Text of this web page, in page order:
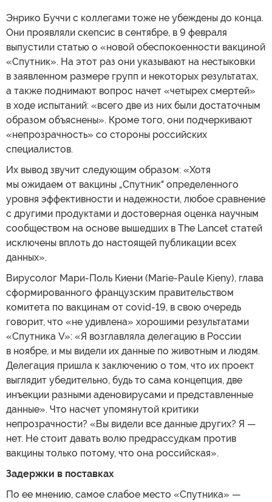
Энрико Буччи с коллегами тоже не убеждены до конца.
Они проявляли скепсис в сентябре, в 9 февраля
выпустили статью о «новой обеспокоенности вакциной
«Спутник». На этот раз они указывают на нестыковки
в заявленном размере групп и некоторых результатах,
а также поднимают вопрос начет «четырех смертей»
в ходе испытаний: «всего две из них были достаточным
образом объяснены». Кроме того, они подчеркивают
«непрозрачность» со стороны российских
специалистов.
Их вывод звучит следующим образом: «Хотя
мы ожидаем от вакцины „Спутник" определенного
уровня эффективности и надежности, любое сравнение
с другими продуктами и достоверная оценка научным
сообществом на основе вышедших в The Lancet статей
исключены вплоть до настоящей публикации всех
данных».
Вирусолог Мари-Поль Киени (Marie-Paule Kieny), глава
сформированного французским правительством
комитета по вакцинам от covid-19, в свою очередь
говорит, что «не удивлена» хорошими результатами
«Спутника V»: «Я возглавляла делегацию в России
в ноябре, и мы видели их данные по животным и людям.
Делегация пришла к заключению о том, что их проект
выглядит убедительно, будь то сама концепция, две
инъекции разными аденовирусами и представленные
данные». Что насчет упомянутой критики
непрозрачности? «Вы видели все данные других? Я —
нет. Не стоит давать волю предрассудкам против
вакцины только потому, что она российская».
Задержки в поставках
По ее мнению, самое слабое место «Спутника» —